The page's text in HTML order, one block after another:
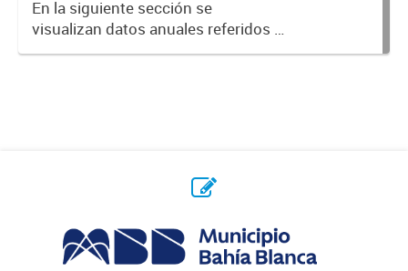
En la siguiente sección se
visualizan datos anuales referidos a
la transparencia fiscal e impositiva